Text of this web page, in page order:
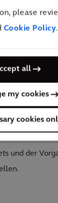
please
Cookie Policy.
all
my cookies
cookies
dieser
um den
und der